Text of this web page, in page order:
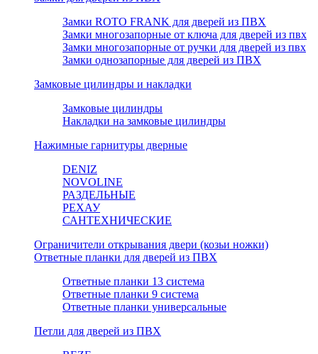
Замки ROTO FRANK для дверей из ПВХ
Замки многозапорные от ключа для дверей из пвх
Замки многозапорные от ручки для дверей из пвх
Замки однозапорные для дверей из ПВХ
Замковые цилиндры и накладки
Замковые цилиндры
Накладки на замковые цилиндры
Нажимные гарнитуры дверные
DENIZ
NOVOLINE
РАЗДЕЛЬНЫЕ
РЕХАУ
САНТЕХНИЧЕСКИЕ
Ограничители открывания двери (козьи ножки)
Ответные планки для дверей из ПВХ
Ответные планки 13 система
Ответные планки 9 система
Ответные планки универсальные
Петли для дверей из ПВХ